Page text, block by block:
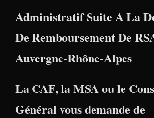
Administratif Suite A La
De Remboursement De
Auvergne-Rhône-Alpes
La CAF, la MSA ou le
Général vous demande de